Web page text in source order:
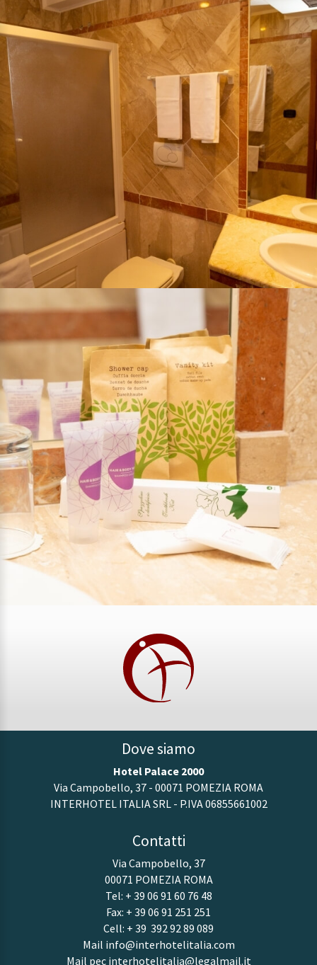
Dove siamo
Hotel Palace 2000
Via Campobello, 37 - 00071 POMEZIA ROMA
INTERHOTEL ITALIA SRL - P.IVA 06855661002
Contatti
Via Campobello, 37
00071 POMEZIA ROMA
Tel: + 39 06 91 60 76 48
Fax: + 39 06 91 251 251
Cell: + 39 392 92 89 089
Mail info@interhotelitalia.com
Mail pec interhotelitalia@legalmail.it